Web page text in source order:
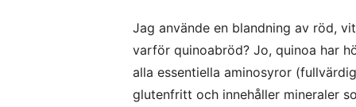
Jag använde en blandning av röd,
varför quinoabröd? Jo, quinoa har
alla essentiella aminosyror
glutenfritt och innehåller mineraler